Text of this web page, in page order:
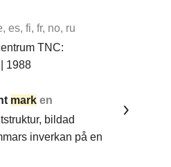
es, fi, fr, no, ru
TNC:
1988
mark en
bildad
inverkan på en